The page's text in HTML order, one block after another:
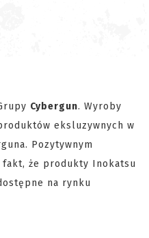
Cybergun. Wyroby
eksluzywnych w
Pozytywnym
że produkty Inokatsu
na rynku